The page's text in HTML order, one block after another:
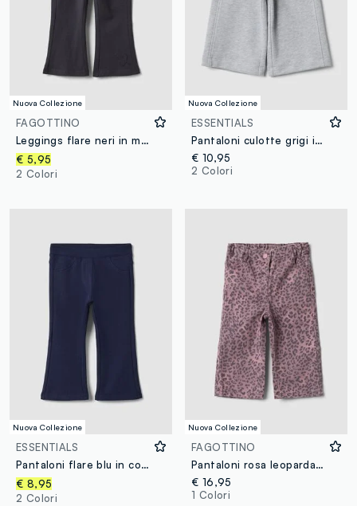
Nuova Collezione
FAGOTTINO
Leggings flare neri in misto cotone organico elasticizzato con stampa cuore per bimba
€ 5,95
2 Colori
Nuova Collezione
ESSENTIALS
Pantaloni culotte grigi in cotone organico
€ 10,95
2 Colori
Nuova Collezione
ESSENTIALS
Pantaloni flare blu in cotone organico elasticizzato per bimba
€ 8,95
2 Colori
Nuova Collezione
FAGOTTINO
Pantaloni rosa leopardati in puro cotone per bimba regular fit
€ 16,95
1 Colori